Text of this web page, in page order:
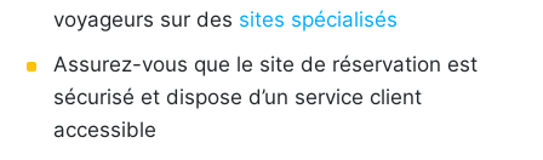
voyageurs sur des sites spécialisés
Assurez-vous que le site de réservation est
sécurisé et dispose d’un service client
accessible